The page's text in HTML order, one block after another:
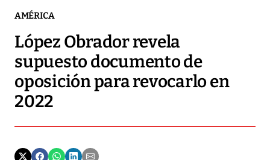
AMÉRICA
López Obrador revela
supuesto documento de
oposición para revocarlo en
2022